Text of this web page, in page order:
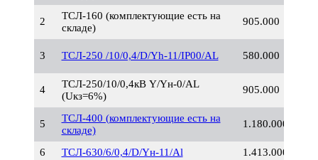
2
ТСЛ-160 (комплектующие есть на
складе)
905.000
3 ТСЛ-250 /10/0,4/D/Yh-11/IP00/AL 580.000
4
ТСЛ-250/10/0,4кВ Y/Yн-0/AL
(Uкз=6%)
905.000
5
ТСЛ-400 (комплектующие есть на
складе)
1.180.000
6 ТСЛ-630/6/0,4/D/Yн-11/Al
1.413.000